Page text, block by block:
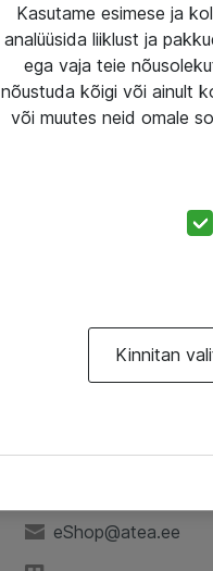
eShop@atea.ee
Kasutame esimese ja
analüüsida liiklust ja
ega vaja teie
nõustuda kõigi või ainult
või muutes neid omale
Kinnitan